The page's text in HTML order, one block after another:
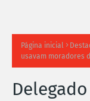
A
Página inicial
usavam moradores